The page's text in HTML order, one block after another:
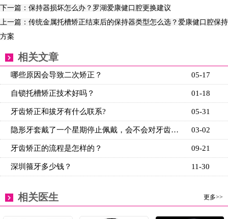
下一篇：保持器损坏怎么办？罗湖爱康健口腔更换建议
上一篇：传统金属托槽矫正结束后的保持器类型怎么选？爱康健口腔保持
方案
相关文章
05-17
哪些原因会导致二次矫正？
01-18
自锁托槽矫正技术好吗？
05-31
牙齿矫正和拔牙有什么联系?
03-02
隐形牙套戴了一个星期停止佩戴，会不会对牙齿有影响？
09-21
牙齿矫正的流程是怎样的？
11-30
深圳箍牙多少钱？
更多>>
相关医生